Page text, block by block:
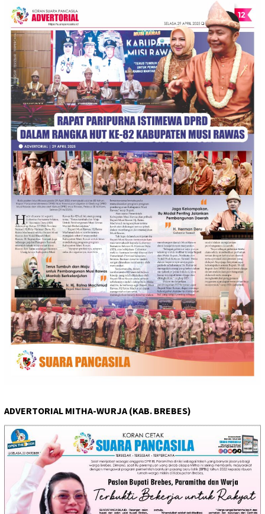
ADVERTORIAL MITHA-WURJA (KAB. BREBES)